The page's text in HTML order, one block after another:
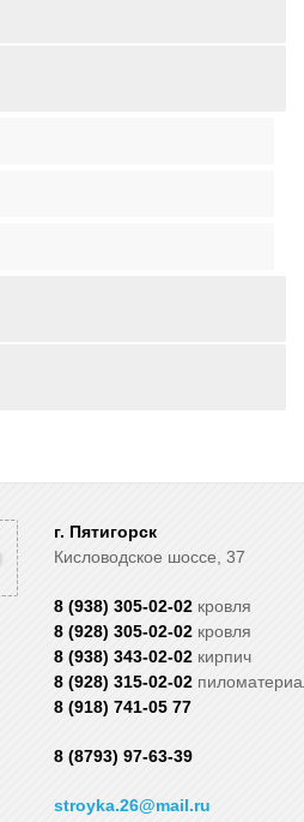
г. Пятигорск
Кисловодское шоссе, 37
8 (938) 305-02-02 кровля
8 (928) 305-02-02 кровля
8 (938) 343-02-02 кирпич
8 (928) 315-02-02
8 (918) 741-05 77
8 (8793) 97-63-39
stroyka.26@mail.ru